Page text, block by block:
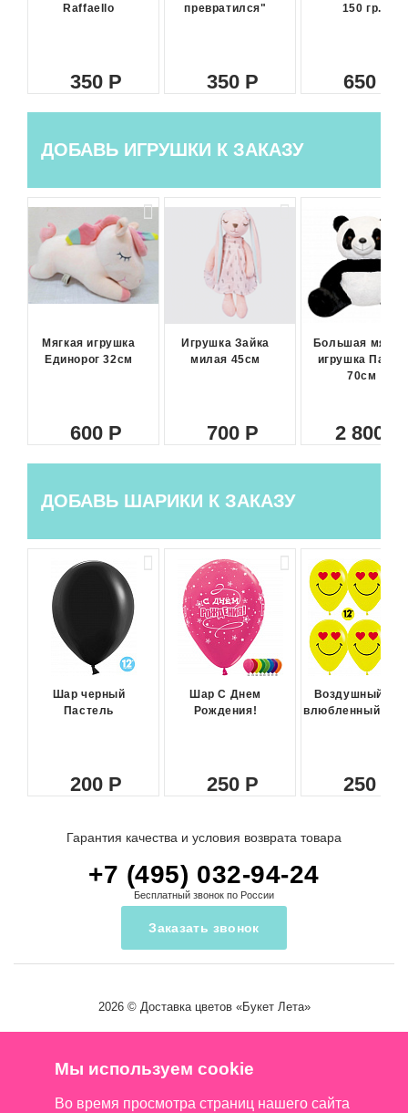
Raffaello
350
превратился"
350
150 гр.
650
ДОБАВЬ ИГРУШКИ К ЗАКАЗУ
Мягкая игрушка
Единорог 32см
600
Игрушка Зайка
милая 45см
700
Большая
игрушка Панда
70см
2 800
ДОБАВЬ ШАРИКИ К ЗАКАЗУ
Шар черный
Пастель
200
Шар С Днем
Рождения!
250
Воздушный
влюбленный
250
Гарантия качества и условия возврата товара
+7 (495) 032-94-24
Бесплатный звонок по России
Заказать звонок
2026 © Доставка цветов«Букет Лета»
Мы используем cookie
Во время просмотра страниц нашего сайта